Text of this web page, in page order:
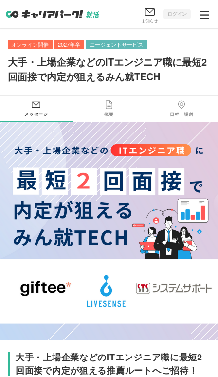
お知らせ
ログイン
オンライン開催 2027年卒 エージェントサービス
大手・上場企業などのITエンジニア職に最短2
回面接で内定が狙えるみん就TECH
メッセージ 概要 日程・場所
大手・上場企業などのITエンジニア職に最短2
回面接で内定が狙える推薦ルートへご招待！